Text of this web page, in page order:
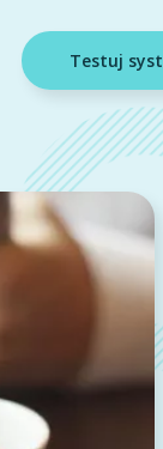
Testuj